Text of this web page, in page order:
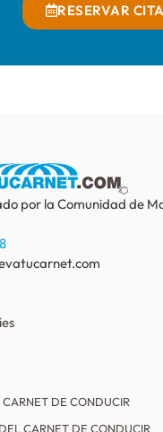
RESERVAR CITA
por la Comunidad de
CARNET DE CONDUCIR
CARNET DE CONDUCIR